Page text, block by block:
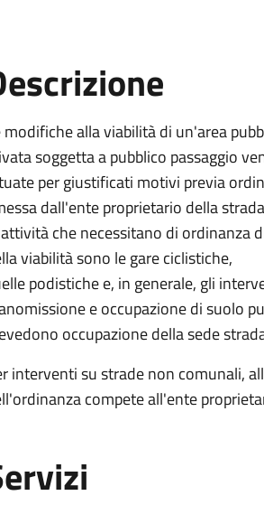
modifiche alla viabilità di un'area
soggetta a pubblico passaggio
per giustificati motivi previa
dall'ente proprietario della
che necessitano di ordinanza
viabilità sono le gare ciclistiche,
podistiche e, in generale, gli
e occupazione di suolo
occupazione della sede
interventi su strade non comunali,
compete all'ente